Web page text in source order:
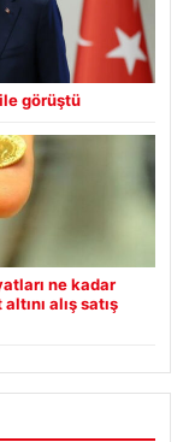
görüştü
ne kadar
alış satış